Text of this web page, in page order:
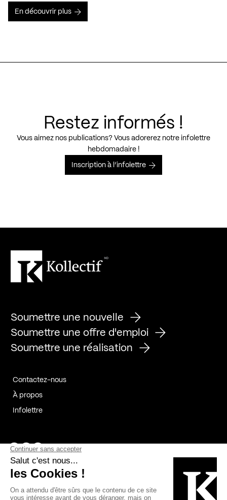
En découvrir plus
Restez informés !
Vous aimez nos publications? Vous adorerez notre infolettre
hebdomadaire !
Inscription à l’infolettre
Soumettre une nouvelle
Soumettre une offre d'emploi
Soumettre une réalisation
Contactez-nous
À propos
Infolettre
Page Facebook de Kollectif
Page Instagram de Kollectif
Page Linkedin de Kollectif